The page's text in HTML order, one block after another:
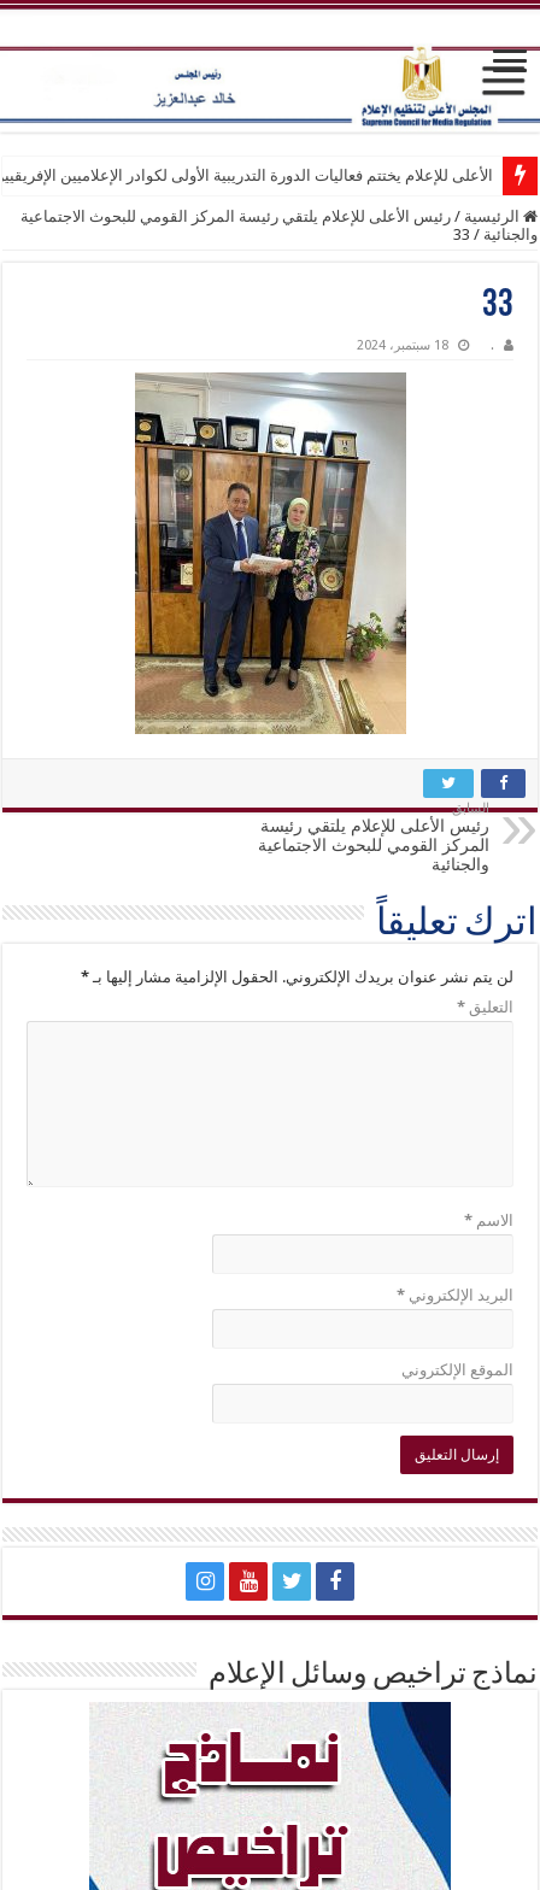
الأعلى للإعلام يختتم فعاليات الدورة التدريبية الأولى لكوادر الإعلاميين
الرئيسية / رئيس الأعلى للإعلام يلتقي رئيسة المركز القومي للبحوث الاجتماعية
والجنائية /
33
33
. 18 سبتمبر، 2024
السابق
رئيس الأعلى للإعلام يلتقي رئيسة
المركز القومي للبحوث الاجتماعية
والجنائية
اترك تعليقاً
لن يتم نشر عنوان بريدك الإلكتروني. الحقول الإلزامية مشار إليها بـ*
التعليق*
الاسم*
البريد الإلكتروني*
الموقع الإلكتروني
نماذج تراخيص وسائل الإعلام